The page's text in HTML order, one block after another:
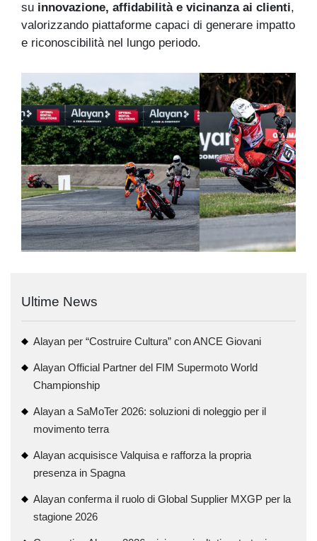
su innovazione, affidabilità e vicinanza ai clienti,
valorizzando piattaforme capaci di generare impatto
e riconoscibilità nel lungo periodo.
Ultime News
Alayan per “Costruire Cultura” con ANCE Giovani
Alayan Official Partner del FIM Supermoto World
Championship
Alayan a SaMoTer 2026: soluzioni di noleggio per il
movimento terra
Alayan acquisisce Valquisa e rafforza la propria
presenza in Spagna
Alayan conferma il ruolo di Global Supplier MXGP per la
stagione 2026